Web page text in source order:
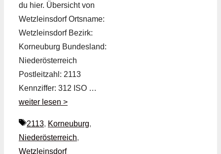
du hier. Übersicht von
Wetzleinsdorf Ortsname:
Wetzleinsdorf Bezirk:
Korneuburg Bundesland:
Niederösterreich
Postleitzahl: 2113
Kennziffer: 312 ISO …
weiter lesen >
Schlagwörter
2113, Korneuburg,
Niederösterreich,
Wetzleinsdorf